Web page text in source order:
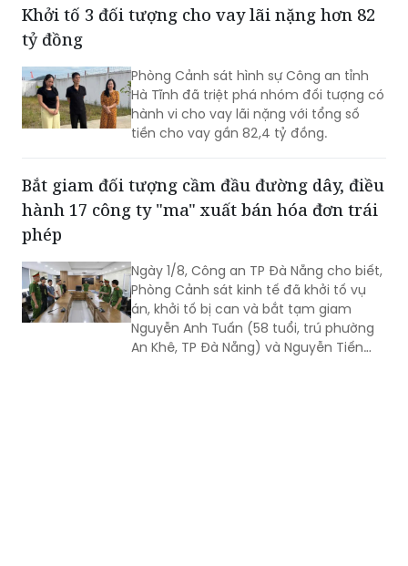
theo quy định.
Phòng Cảnh sát hình sự Công an tỉnh
hành vi cho vay lãi nặng với tổng số
tiền cho vay gần 82,4 tỷ đồng.
Bắt giam đối tượng cầm đầu đường dây, điều
phép
Ngày 1/8, Công an TP Đà Nẵng cho biết,
án, khởi tố bị can và bắt tạm giam
Nguyễn Anh Tuấn (58 tuổi, trú phường
An Khê, TP Đà Nẵng) và Nguyễn Tiến
Trãi (43 tuổi, trú TPHCM) để điều tra về
hành vi in, phát hành, mua bán trái
phép hóa đơn.